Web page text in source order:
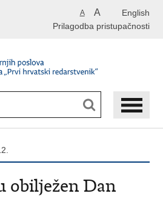
English
A A
Prilagodba pristupačnosti
obilježen Dan